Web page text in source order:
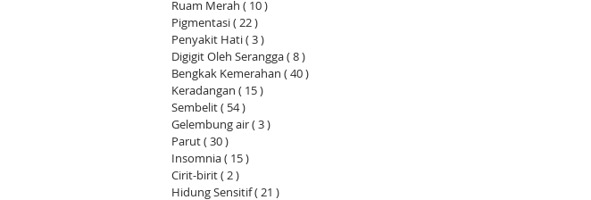
Ruam Merah ( 10 )
Pigmentasi( 22 )
Penyakit Hati( 3 )
Digigit Oleh Serangga( 8 )
Bengkak Kemerahan ( 40 )
Keradangan ( 15 )
Sembelit( 54 )
Gelembung air( 3 )
Parut( 30 )
Insomnia( 15 )
Cirit-birit( 2 )
Hidung Sensitif( 21 )